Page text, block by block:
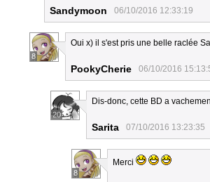
Sandymoon 06/10/2016 12:33:19
8
Oui x) il s'est pris une belle raclée
PookyCherie 06/10/2016
20
Dis-donc, cette BD a
Sarita 07/10/2016 13:23:35
8
Merci